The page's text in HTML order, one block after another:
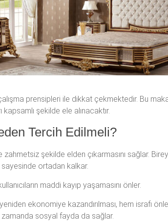
prensipleri ile dikkat çekmektedir. Bu
şekilde ele alınacaktır.
Tercih Edilmeli?
ve zahmetsiz şekilde elden çıkarmasını sağlar.
sayesinde ortadan kalkar.
maddi kayıp yaşamasını önler.
ekonomiye kazandırılması, hem israfı
zamanda sosyal fayda da sağlar.